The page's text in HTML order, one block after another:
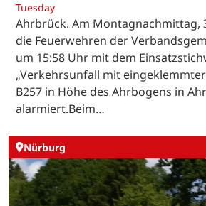
Tuesday
Ahrbrück. Am Montagnachmittag,
die Feuerwehren der
um 15:58 Uhr mit dem
„Verkehrsunfall mit
B257 in Höhe des Ahrbogens in
alarmiert.Beim…
Nürburg